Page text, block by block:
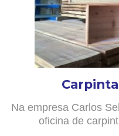
Na empresa Carlos
oficina de